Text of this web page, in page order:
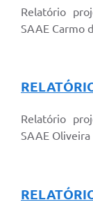
Relatório
SAAE Carmo
Relatório
SAAE Oliveira